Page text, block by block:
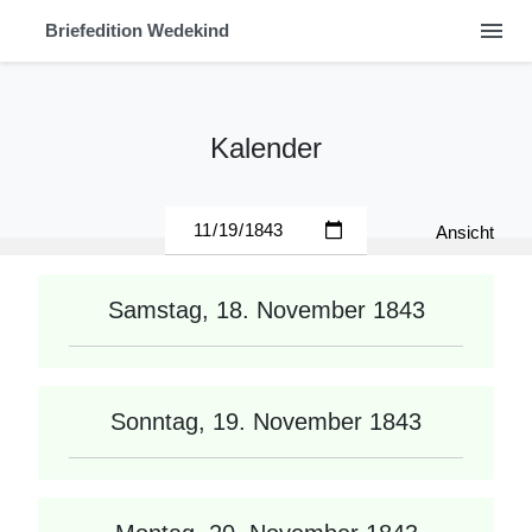
Briefedition Wedekind menu
Kalender
Ansicht
Samstag, 18. November 1843
Sonntag, 19. November 1843